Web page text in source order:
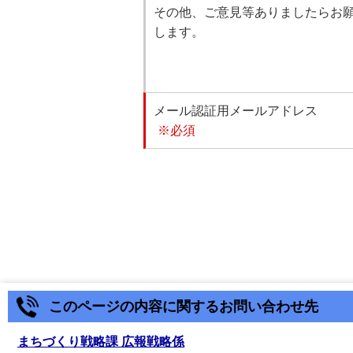
その他、ご意見等ありましたらお
します。
メール認証用メールアドレス
※必須
このページの内容に関するお問い合わせ先
まちづくり戦略課 広報戦略係